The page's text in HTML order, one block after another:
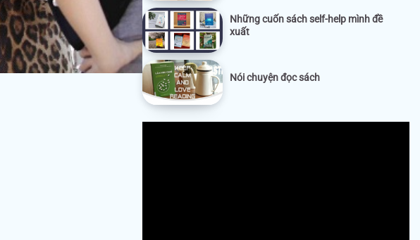
Những cuốn sách self-help mình đề
xuất
Nói chuyện đọc sách